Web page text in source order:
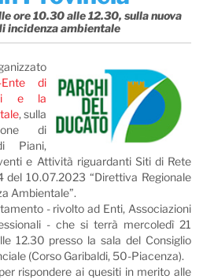
ore 10.30 alle 12.30, sulla nuova
incidenza ambientale
Ente di
e la
, sulla
di
Piani,
e Attività riguardanti Siti di Rete
del 10.07.2023 “Direttiva Regionale
Ambientale”.
- rivolto ad Enti, Associazioni
- che si terrà mercoledì 21
12.30 presso la sala del Consiglio
(Corso Garibaldi, 50-Piacenza).
rispondere ai quesiti in merito alle